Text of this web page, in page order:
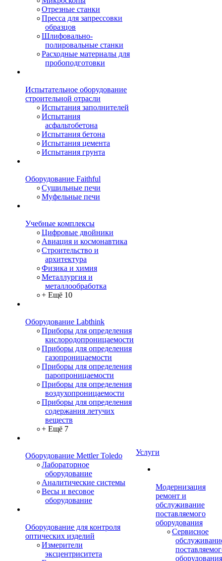
Отрезные станки
Пресса для запрессовки
образцов
Шлифовально-
полировальные станки
Расходные материалы для
пробоподготовки
Испытательное оборудование
строительной отрасли
Испытания заполнителей
Испытания
асфальтобетона
Испытания бетона
Испытания цемента
Испытания грунта
Оборудование Faithful
Сушильные печи
Муфельные печи
Учебные комплексы
Цифровые двойники
Авиация и космонавтика
Строительство и
архитектура
Физика и химия
Металлургия и
металлообработка
+ Ещё 10
Оборудование Labthink
Приборы для определения
кислородопроницаемости
Приборы для определения
газопроницаемости
Приборы для определения
паропроницаемости
Приборы для определения
воздухопроницаемости
Приборы для определения
содержания летучих
веществ
+ Ещё 7
Оборудование Mettler Toledo
Лабораторное
оборудование
Аналитические системы
Весы и весовое
оборудование
Оборудование для контроля
оптических изделий
Измерители
эксцентриситета
Услуги
Модернизация
ремонт и
обслуживание
поставляемого
оборудования
Сервисное
оборудования